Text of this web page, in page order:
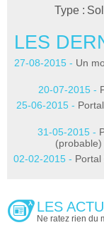
Type :
LES
27-08-2015 - Un
20-07-2015 -
25-06-2015 -
31-05-2015 -
02-02-2015 -
LES
Ne ratez rien du